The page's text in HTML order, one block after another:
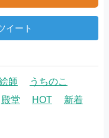
イート
師
うちのこ
殿堂 HOT 新着